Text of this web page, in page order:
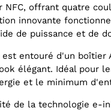
NFC, offrant quatre
innovante
de puissance et de
entouré d'un boîtier
élégant. Idéal pour
et le minimum
de la technologie e-